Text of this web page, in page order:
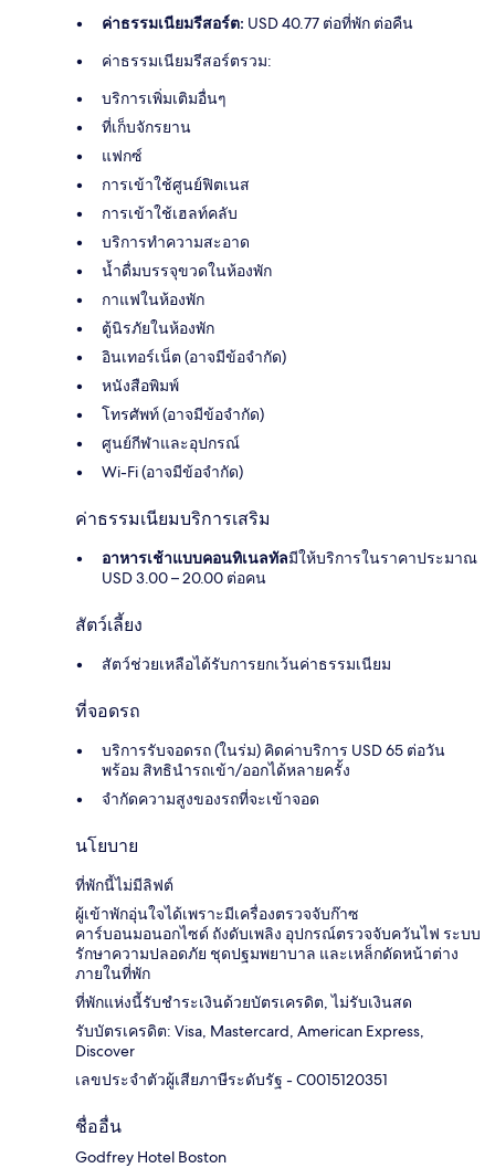
ค่าธรรมเนียมรีสอร์ต: USD 40.77 ต่อที่พัก ต่อคืน
ค่าธรรมเนียมรีสอร์ตรวม:
บริการเพิ่มเติมอื่นๆ
ที่เก็บจักรยาน
แฟกซ์
การเข้าใช้ศูนย์ฟิตเนส
การเข้าใช้เฮลท์คลับ
บริการทำความสะอาด
น้ำดื่มบรรจุขวดในห้องพัก
กาแฟในห้องพัก
ตู้นิรภัยในห้องพัก
อินเทอร์เน็ต (อาจมีข้อจำกัด)
หนังสือพิมพ์
โทรศัพท์ (อาจมีข้อจำกัด)
ศูนย์กีฬาและอุปกรณ์
Wi-Fi (อาจมีข้อจำกัด)
ค่าธรรมเนียมบริการเสริม
อาหารเช้าแบบคอนทิเนลทัลมีให้บริการในราคาประมาณ
USD 3.00 – 20.00 ต่อคน
สัตว์เลี้ยง
สัตว์ช่วยเหลือได้รับการยกเว้นค่าธรรมเนียม
ที่จอดรถ
บริการรับจอดรถ (ในร่ม) คิดค่าบริการ USD 65 ต่อวัน
พร้อม สิทธินำรถเข้า/ออกได้หลายครั้ง
จำกัดความสูงของรถที่จะเข้าจอด
นโยบาย
ที่พักนี้ไม่มีลิฟต์
ผู้เข้าพักอุ่นใจได้เพราะมีเครื่องตรวจจับก๊าซ
คาร์บอนมอนอกไซด์ ถังดับเพลิง อุปกรณ์ตรวจจับควันไฟ ระบบ
รักษาความปลอดภัย ชุดปฐมพยาบาล และเหล็กดัดหน้าต่าง
ภายในที่พัก
ที่พักแห่งนี้รับชำระเงินด้วยบัตรเครดิต, ไม่รับเงินสด
รับบัตรเครดิต: Visa, Mastercard, American Express,
Discover
เลขประจำตัวผู้เสียภาษีระดับรัฐ - C0015120351
ชื่ออื่น
Godfrey Hotel Boston